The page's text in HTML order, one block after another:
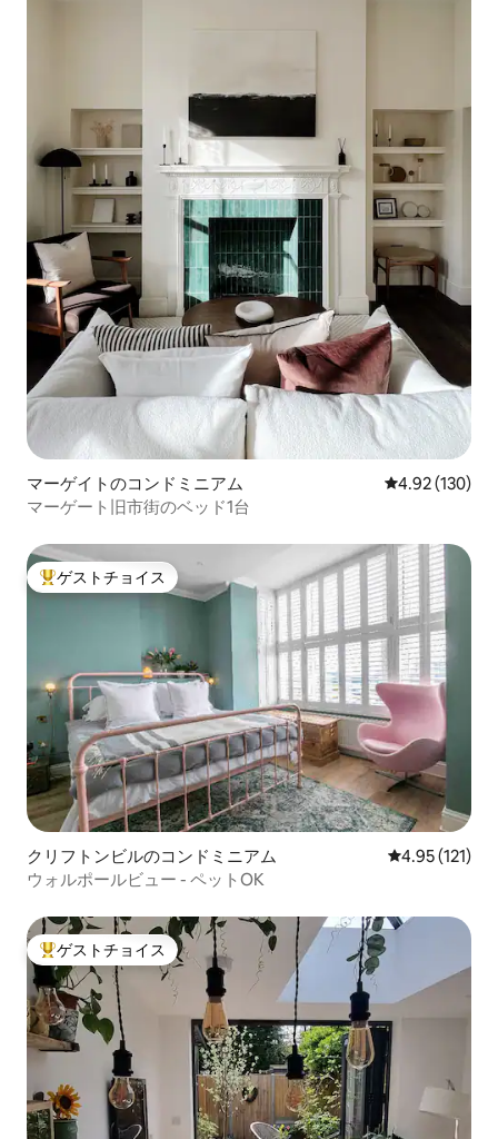
マーゲイトのコンドミニアム レビュー130
4.92 (130)
マーゲート旧市街のベッド1台
大好評のゲストチョイスです。
ゲストチョイス
クリフトンビルのコンドミニアム レビュー121
4.95 (121)
ウォルポールビュー - ペットOK
大好評のゲストチョイスです。
ゲストチョイス